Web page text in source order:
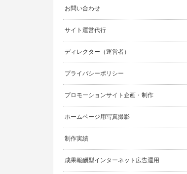
お問い合わせ
サイト運営代行
ディレクター（運営者）
プライバシーポリシー
プロモーションサイト企画・制作
ホームページ用写真撮影
制作実績
成果報酬型インターネット広告運用